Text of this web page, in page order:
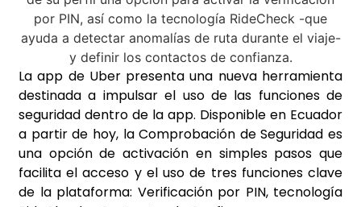
La app de Uber presenta una nueva herramienta
destinada a impulsar el uso de las funciones de
seguridad dentro de la app. Disponible en Ecuador
a partir de hoy, la Comprobación de Seguridad es
una opción de activación en simples pasos que
facilita el acceso y el uso de tres funciones clave
de la plataforma: Verificación por PIN, tecnología